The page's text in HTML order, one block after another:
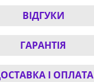
ВІДГУКИ
ГАРАНТІЯ
І ОПЛАТА